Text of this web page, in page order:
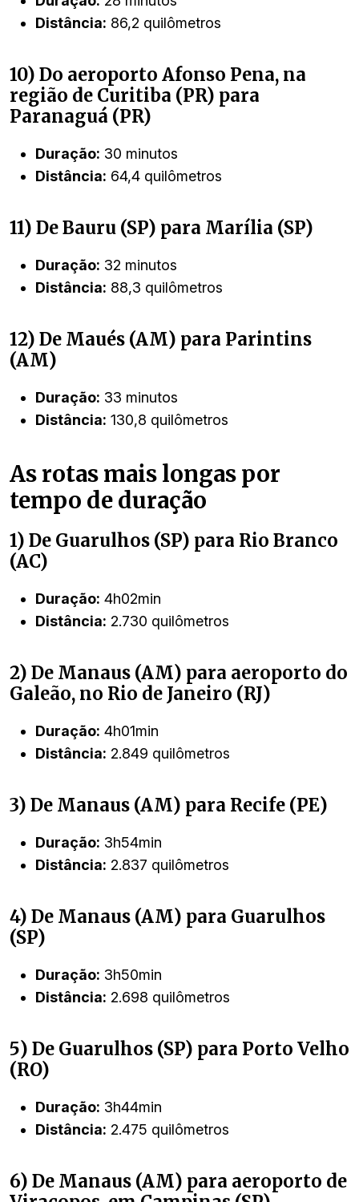
Distância: 86,2 quilômetros
10) Do aeroporto Afonso Pena, na
região de Curitiba (PR) para
Paranaguá (PR)
Duração: 30 minutos
Distância: 64,4 quilômetros
11) De Bauru (SP) para Marília (SP)
Duração: 32 minutos
Distância: 88,3 quilômetros
12) De Maués (AM) para Parintins
(AM)
Duração: 33 minutos
Distância: 130,8 quilômetros
As rotas mais longas por
tempo de duração
1) De Guarulhos (SP) para Rio Branco
(AC)
Duração: 4h02min
Distância: 2.730 quilômetros
2) De Manaus (AM) para aeroporto do
Galeão, no Rio de Janeiro (RJ)
Duração: 4h01min
Distância: 2.849 quilômetros
3) De Manaus (AM) para Recife (PE)
Duração: 3h54min
Distância: 2.837 quilômetros
4) De Manaus (AM) para Guarulhos
(SP)
Duração: 3h50min
Distância: 2.698 quilômetros
5) De Guarulhos (SP) para Porto Velho
(RO)
Duração: 3h44min
Distância: 2.475 quilômetros
6) De Manaus (AM) para aeroporto de